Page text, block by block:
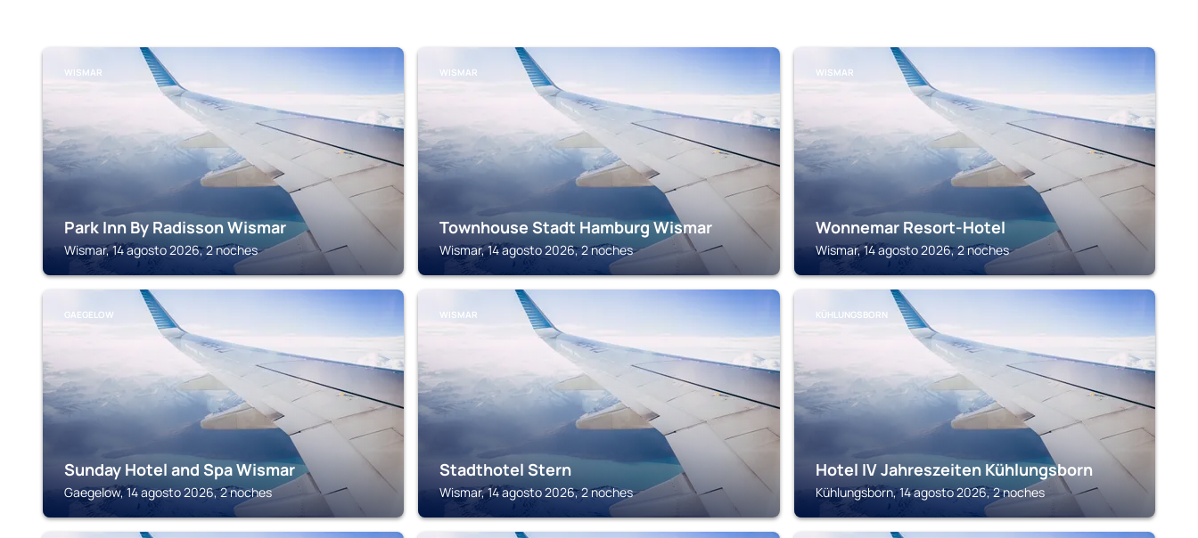
WISMAR
Park Inn By Radisson Wismar
Wismar, 14 agosto 2026, 2 noches
WISMAR
Townhouse Stadt Hamburg Wismar
Wismar, 14 agosto 2026, 2 noches
WISMAR
Wonnemar Resort-Hotel
Wismar, 14 agosto 2026, 2 noches
GAEGELOW
Sunday Hotel and Spa Wismar
Gaegelow, 14 agosto 2026, 2 noches
WISMAR
Stadthotel Stern
Wismar, 14 agosto 2026, 2 noches
KÜHLUNGSBORN
Hotel IV Jahreszeiten Kühlungsborn
Kühlungsborn, 14 agosto 2026, 2 noches